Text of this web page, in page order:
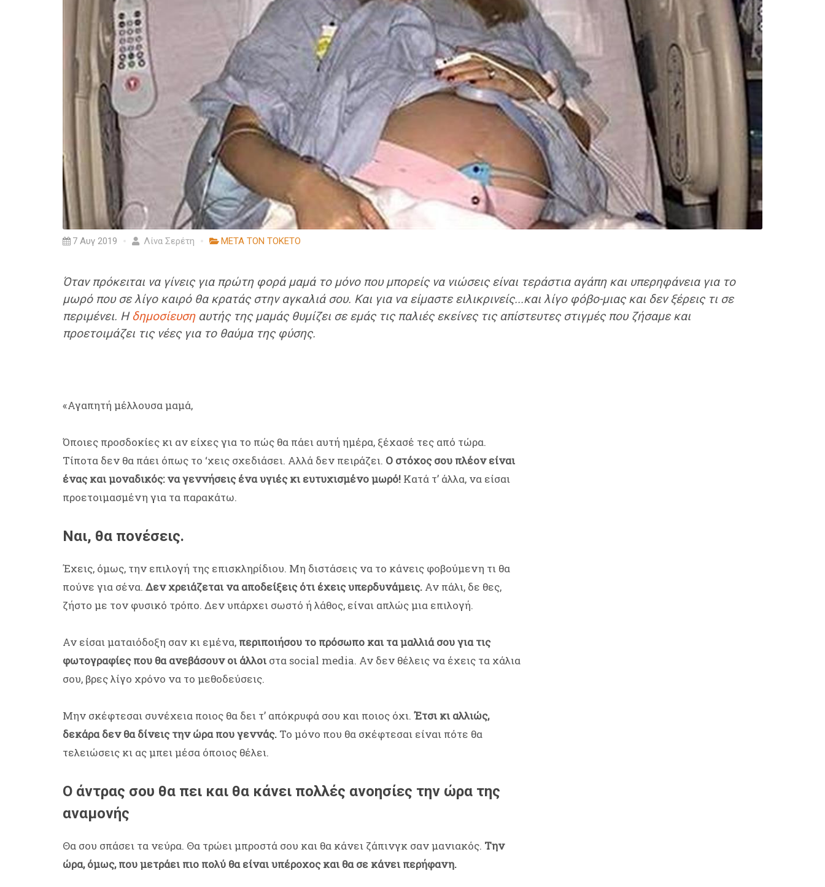
7 Αυγ 2019 Λίνα Σερέτη ΜΕΤΑ ΤΟΝ ΤΟΚΕΤΟ
Όταν πρόκειται να γίνεις για πρώτη φορά μαμά το μόνο που μπορείς να νιώσεις είναι τεράστια αγάπη και υπερηφάνεια για το
μωρό που σε λίγο καιρό θα κρατάς στην αγκαλιά σου. Και για να είμαστε ειλικρινείς...και λίγο φόβο-μιας και δεν ξέρεις τι σε
περιμένει. Η δημοσίευση αυτής της μαμάς θυμίζει σε εμάς τις παλιές εκείνες τις απίστευτες στιγμές που ζήσαμε και
προετοιμάζει τις νέες για το θαύμα της φύσης.
«Αγαπητή μέλλουσα μαμά,
Όποιες προσδοκίες κι αν είχες για το πώς θα πάει αυτή ημέρα, ξέχασέ τες από τώρα.
Τίποτα δεν θα πάει όπως το ‘χεις σχεδιάσει. Αλλά δεν πειράζει. Ο στόχος σου πλέον είναι
ένας και μοναδικός: να γεννήσεις ένα υγιές κι ευτυχισμένο μωρό! Κατά τ’ άλλα, να είσαι
προετοιμασμένη για τα παρακάτω.
Ναι, θα πονέσεις.
Έχεις, όμως, την επιλογή της επισκληρίδιου. Μη διστάσεις να το κάνεις φοβούμενη τι θα
πούνε για σένα. Δεν χρειάζεται να αποδείξεις ότι έχεις υπερδυνάμεις. Αν πάλι, δε θες,
ζήστο με τον φυσικό τρόπο. Δεν υπάρχει σωστό ή λάθος, είναι απλώς μια επιλογή.
Αν είσαι ματαιόδοξη σαν κι εμένα, περιποιήσου το πρόσωπο και τα μαλλιά σου για τις
φωτογραφίες που θα ανεβάσουν οι άλλοι στα social media. Αν δεν θέλεις να έχεις τα χάλια
σου, βρες λίγο χρόνο να το μεθοδεύσεις.
Μην σκέφτεσαι συνέχεια ποιος θα δει τ’ απόκρυφά σου και ποιος όχι. Έτσι κι αλλιώς,
δεκάρα δεν θα δίνεις την ώρα που γεννάς. Το μόνο που θα σκέφτεσαι είναι πότε θα
τελειώσεις κι ας μπει μέσα όποιος θέλει.
Ο άντρας σου θα πει και θα κάνει πολλές ανοησίες την ώρα της
αναμονής
Θα σου σπάσει τα νεύρα. Θα τρώει μπροστά σου και θα κάνει ζάπινγκ σαν μανιακός. Την
ώρα, όμως, που μετράει πιο πολύ θα είναι υπέροχος και θα σε κάνει περήφανη.